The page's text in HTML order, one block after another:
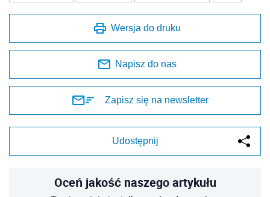
Wersja do druku
Napisz do nas
Zapisz się na newsletter
Udostępnij
Oceń jakość naszego artykułu